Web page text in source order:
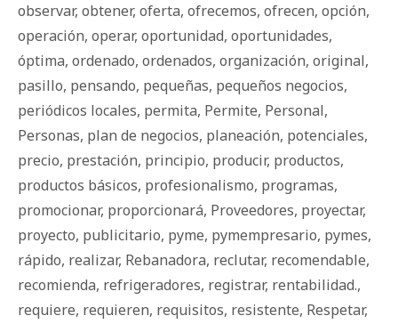
observar, obtener, oferta, ofrecemos, ofrecen, opción,
operación, operar, oportunidad, oportunidades,
óptima, ordenado, ordenados, organización, original,
pasillo, pensando, pequeñas, pequeños negocios,
periódicos locales, permita, Permite, Personal,
Personas, plan de negocios, planeación, potenciales,
precio, prestación, principio, producir, productos,
productos básicos, profesionalismo, programas,
promocionar, proporcionará, Proveedores, proyectar,
proyecto, publicitario, pyme, pymempresario, pymes,
rápido, realizar, Rebanadora, reclutar, recomendable,
recomienda, refrigeradores, registrar, rentabilidad.,
requiere, requieren, requisitos, resistente, Respetar,